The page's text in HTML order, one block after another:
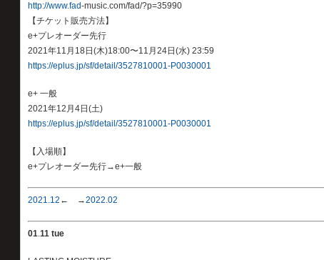
http://www.fad-music.com/fad/?p=35990
【チケット販売方法】
e+プレオーダー先行
2021年11月18日(木)18:00〜11月24日(水) 23:59
https://eplus.jp/sf/detail/3527810001-P0030001
e+ 一般
2021年12月4日(土)
https://eplus.jp/sf/detail/3527810001-P0030001
【入場順】
e+プレオーダー先行→e+一般
2021.12 ← →2022.02
01.11 tue